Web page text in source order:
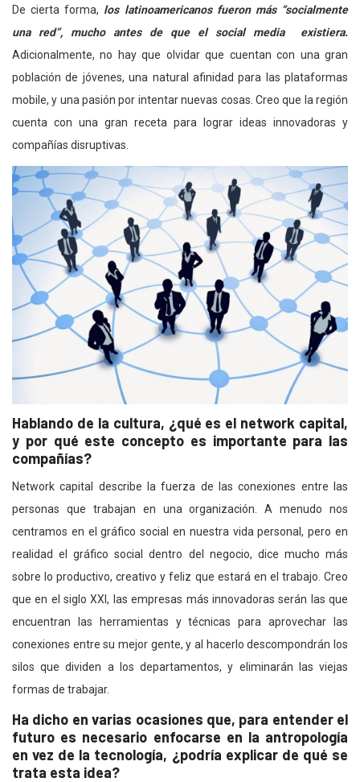
De cierta forma, los latinoamericanos fueron más “socialmente
una red”, mucho antes de que el social media existiera.
Adicionalmente, no hay que olvidar que cuentan con una gran
población de jóvenes, una natural afinidad para las plataformas
mobile, y una pasión por intentar nuevas cosas. Creo que la región
cuenta con una gran receta para lograr ideas innovadoras y
compañías disruptivas.
Hablando de la cultura, ¿qué es el network capital,
y por qué este concepto es importante para las
compañías?
Network capital describe la fuerza de las conexiones entre las
personas que trabajan en una organización. A menudo nos
centramos en el gráfico social en nuestra vida personal, pero en
realidad el gráfico social dentro del negocio, dice mucho más
sobre lo productivo, creativo y feliz que estará en el trabajo. Creo
que en el siglo XXI, las empresas más innovadoras serán las que
encuentran las herramientas y técnicas para aprovechar las
conexiones entre su mejor gente, y al hacerlo descompondrán los
silos que dividen a los departamentos, y eliminarán las viejas
formas de trabajar.
Ha dicho en varias ocasiones que, para entender el
futuro es necesario enfocarse en la antropología
en vez de la tecnología, ¿podría explicar de qué se
trata esta idea?